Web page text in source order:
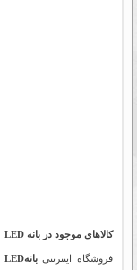
کالاهای موجود در بانه LED
فروشگاه اینترنتیبانهLED